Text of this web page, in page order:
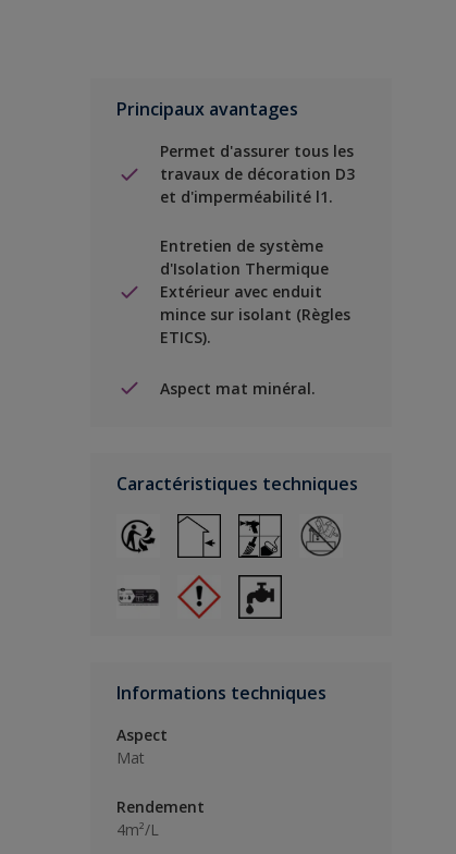
Principaux avantages
Permet d'assurer tous les
travaux de décoration D3
et d'imperméabilité l1.
Entretien de système
d'Isolation Thermique
Extérieur avec enduit
mince sur isolant (Règles
ETICS).
Aspect mat minéral.
Caractéristiques techniques
Informations techniques
Aspect
Mat
Rendement
4m²/L